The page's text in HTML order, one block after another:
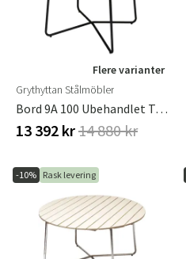
Flere varianter
Grythyttan Stålmöbler
Bord 9A 100 Ubehandlet Teak / Svart Stativ
13 392 kr14 880 kr
-10% Rask levering